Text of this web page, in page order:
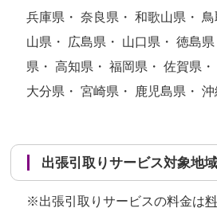
兵庫県・ 奈良県・ 和歌山県・
山県・ 広島県・ 山口県・ 徳島
県・ 高知県・ 福岡県・ 佐賀県・
大分県・ 宮崎県・ 鹿児島県・ 沖
出張引取りサービス対象地域
※出張引取りサービスの料金は